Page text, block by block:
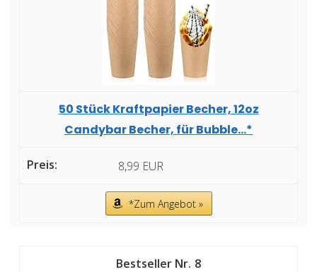
50 Stück Kraftpapier Becher, 12oz
Candybar Becher, für Bubble...*
8,99 EUR
*Zum Angebot »
8